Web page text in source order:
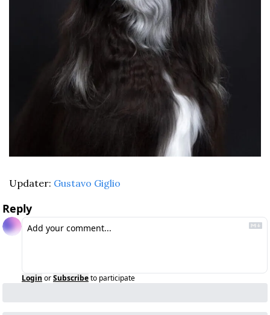
Updater: Gustavo Giglio
Reply
Login orSubscribeto participate